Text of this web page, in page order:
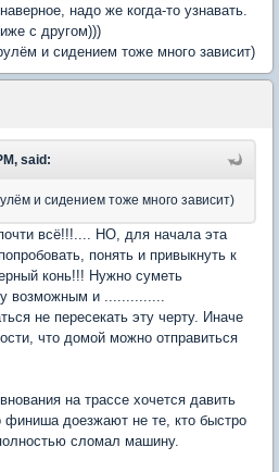
надо же когда-то узнавать.
с другом)))
и сидением тоже много зависит)
said:
и сидением тоже много зависит)
всё!!!.... НО, для начала эта
понять и привыкнуть к
конь!!! Нужно суметь
возможным и ..............
не пересекать эту черту. Иначе
что домой можно отправиться
на трассе хочется давить
доезжают не те, кто быстро
сломал машину.